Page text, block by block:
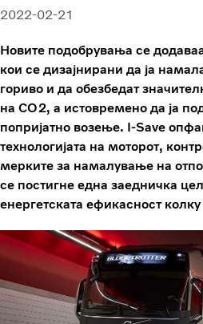
2022-02-21
Новите подобрувања се
кои се дизајнирани да ја
гориво и да обезбедат
на CO2, а истовремено да ја
попријатно возење. I-Save
технологијата на моторот,
мерките за намалување на
се постигне една заедничка
енергетската ефикасност